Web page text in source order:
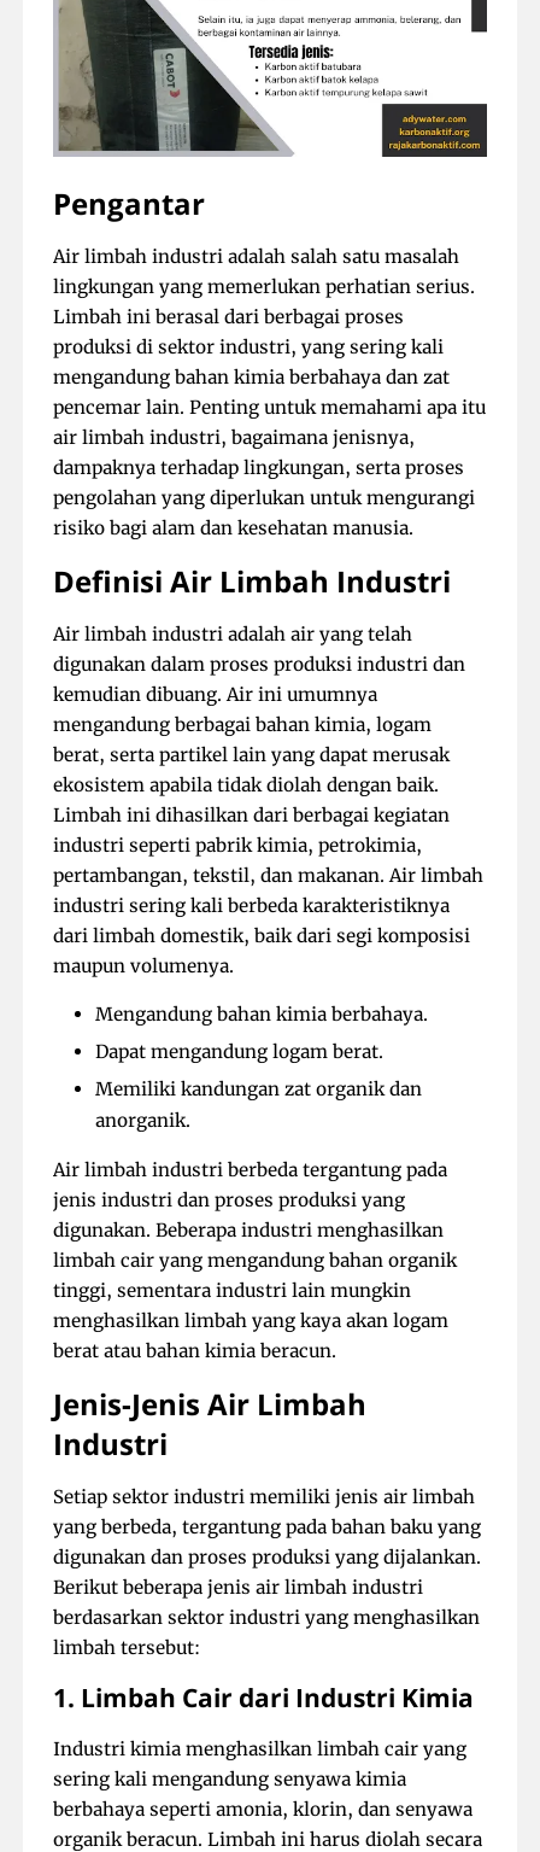
Pengantar
Air limbah industri adalah salah satu masalah
lingkungan yang memerlukan perhatian serius.
Limbah ini berasal dari berbagai proses
produksi di sektor industri, yang sering kali
mengandung bahan kimia berbahaya dan zat
pencemar lain. Penting untuk memahami apa itu
air limbah industri, bagaimana jenisnya,
dampaknya terhadap lingkungan, serta proses
pengolahan yang diperlukan untuk mengurangi
risiko bagi alam dan kesehatan manusia.
Definisi Air Limbah Industri
Air limbah industri adalah air yang telah
digunakan dalam proses produksi industri dan
kemudian dibuang. Air ini umumnya
mengandung berbagai bahan kimia, logam
berat, serta partikel lain yang dapat merusak
ekosistem apabila tidak diolah dengan baik.
Limbah ini dihasilkan dari berbagai kegiatan
industri seperti pabrik kimia, petrokimia,
pertambangan, tekstil, dan makanan. Air limbah
industri sering kali berbeda karakteristiknya
dari limbah domestik, baik dari segi komposisi
maupun volumenya.
Mengandung bahan kimia berbahaya.
Dapat mengandung logam berat.
Memiliki kandungan zat organik dan
anorganik.
Air limbah industri berbeda tergantung pada
jenis industri dan proses produksi yang
digunakan. Beberapa industri menghasilkan
limbah cair yang mengandung bahan organik
tinggi, sementara industri lain mungkin
menghasilkan limbah yang kaya akan logam
berat atau bahan kimia beracun.
Jenis-Jenis Air Limbah
Industri
Setiap sektor industri memiliki jenis air limbah
yang berbeda, tergantung pada bahan baku yang
digunakan dan proses produksi yang dijalankan.
Berikut beberapa jenis air limbah industri
berdasarkan sektor industri yang menghasilkan
limbah tersebut:
1. Limbah Cair dari Industri Kimia
Industri kimia menghasilkan limbah cair yang
sering kali mengandung senyawa kimia
berbahaya seperti amonia, klorin, dan senyawa
organik beracun. Limbah ini harus diolah secara